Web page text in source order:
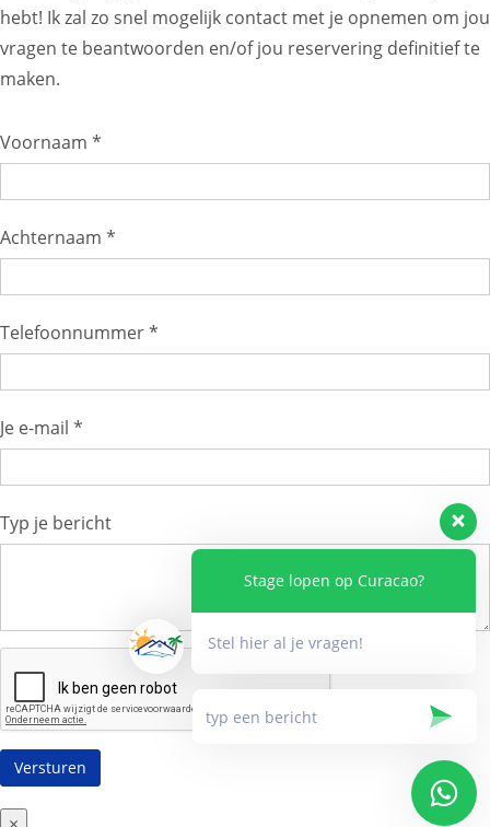
hebt! Ik zal zo snel mogelijk contact met je opnemen om jou
vragen te beantwoorden en/of jou reservering definitief te
maken.
Voornaam *
Achternaam *
Telefoonnummer *
Je e-mail *
Typ je bericht
Stage lopen op Curacao?
Stel hier al je vragen!